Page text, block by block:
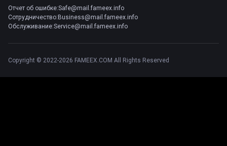
Отчет об ошибке:Safe@mail.fameex.info
Сотрудничество:Business@mail.fameex.info
Обслуживание:Service@mail.fameex.info
Copyright © 2022-2026 FAMEEX.COM All Rights Reserved